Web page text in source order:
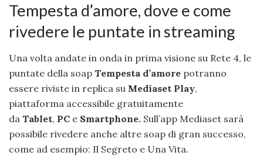
Tempesta d’amore, dove e come
rivedere le puntate in streaming
Una volta andate in onda in prima visione su Rete 4, le
puntate della soap Tempesta d’amore potranno
essere riviste in replica su Mediaset Play,
piattaforma accessibile gratuitamente
da Tablet, PC e Smartphone. Sull’app Mediaset sarà
possibile rivedere anche altre soap di gran successo,
come ad esempio: Il Segreto e Una Vita.